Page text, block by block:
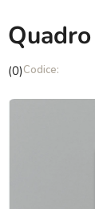
La
media
(0)